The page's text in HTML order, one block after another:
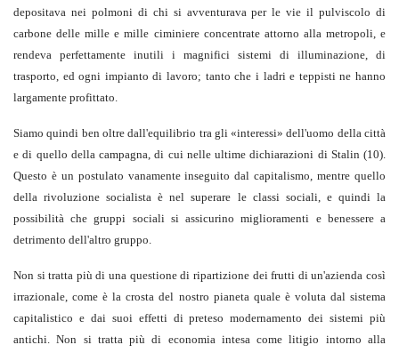
depositava nei polmoni di chi si avventurava per le vie il pulviscolo di
carbone delle mille e mille ciminiere concentrate attorno alla metropoli, e
rendeva perfettamente inutili i magnifici sistemi di illuminazione, di
trasporto, ed ogni impianto di lavoro; tanto che i ladri e teppisti ne hanno
largamente profittato.
Siamo quindi ben oltre dall'equilibrio tra gli «interessi» dell'uomo della città
e di quello della campagna, di cui nelle ultime dichiarazioni di Stalin (10).
Questo è un postulato vanamente inseguito dal capitalismo, mentre quello
della rivoluzione socialista è nel superare le classi sociali, e quindi la
possibilità che gruppi sociali si assicurino miglioramenti e benessere a
detrimento dell'altro gruppo.
Non si tratta più di una questione di ripartizione dei frutti di un'azienda così
irrazionale, come è la crosta del nostro pianeta quale è voluta dal sistema
capitalistico e dai suoi effetti di preteso modernamento dei sistemi più
antichi. Non si tratta più di economia intesa come litigio intorno alla